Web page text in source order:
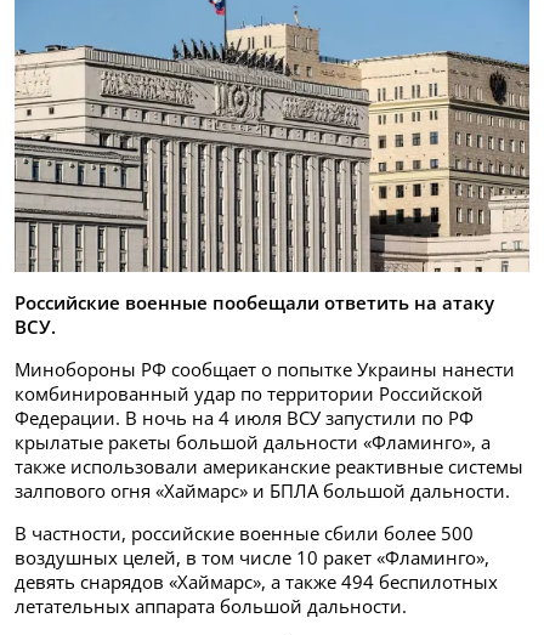
Российские военные пообещали ответить на атаку
ВСУ.
Минобороны РФ сообщает о попытке Украины нанести
комбинированный удар по территории Российской
Федерации. В ночь на 4 июля ВСУ запустили по РФ
крылатые ракеты большой дальности «Фламинго», а
также использовали американские реактивные системы
залпового огня «Хаймарс» и БПЛА большой дальности.
В частности, российские военные сбили более 500
воздушных целей, в том числе 10 ракет «Фламинго»,
девять снарядов «Хаймарс», а также 494 беспилотных
летательных аппарата большой дальности.